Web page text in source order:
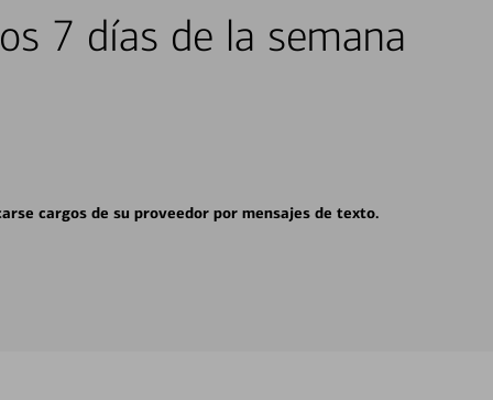
7 días de la semana
cargos de su proveedor por mensajes de texto.